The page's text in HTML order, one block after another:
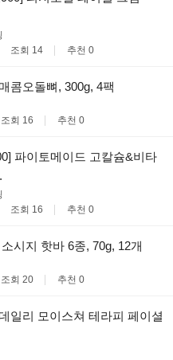
조회 14 추천 0
콤오돌뼈, 300g, 4팩
조회 16 추천 0
파이토메이드 고칼슘&비타
조회 16 추천 0
시지 핫바 6종, 70g, 12개
조회 20 추천 0
일리 모이스쳐 테라피 페이셜